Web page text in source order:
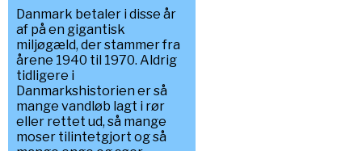
Danmark betaler i disse år
af på en gigantisk
miljøgæld, der stammer fra
årene 1940 til 1970. Aldrig
tidligere i
Danmarkshistorien er så
mange vandløb lagt i rør
eller rettet ud, så mange
moser tilintetgjort og så